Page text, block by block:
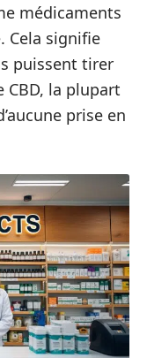
médicaments
Cela signifie
puissent tirer
CBD, la plupart
prise en